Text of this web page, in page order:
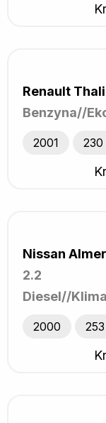
Renault
Benzyna//
2001
Nissan
2.2
Diesel//
2000